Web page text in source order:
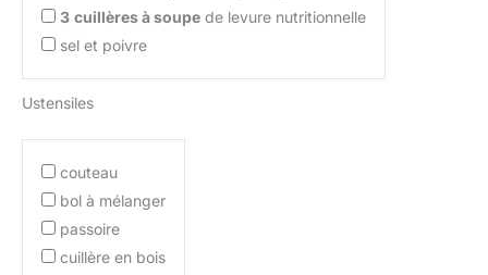
3 cuillères à soupe de levure nutritionnelle
sel et poivre
Ustensiles
couteau
bol à mélanger
passoire
cuillère en bois